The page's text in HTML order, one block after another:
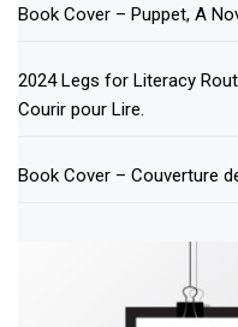
Book Cover – Puppet, A
2024 Legs for Literacy
Courir pour Lire.
Book Cover – Couverture